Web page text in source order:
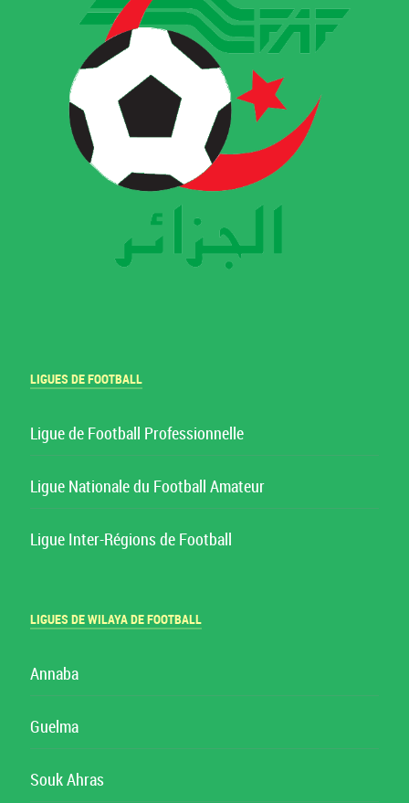
LIGUES DE FOOTBALL
Ligue de Football Professionnelle
Ligue Nationale du Football Amateur
Ligue Inter-Régions de Football
LIGUES DE WILAYA DE FOOTBALL
Annaba
Guelma
Souk Ahras